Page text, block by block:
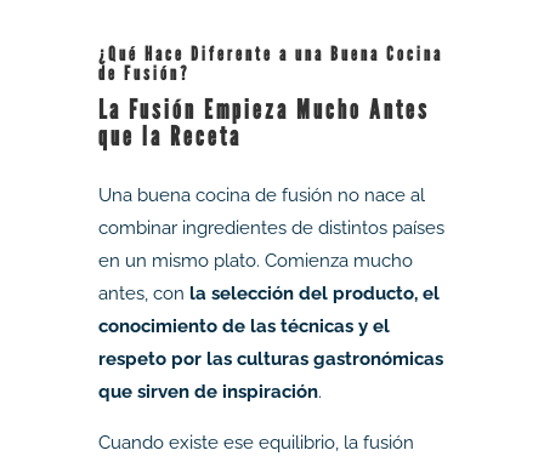
¿Qué Hace Diferente a una Buena Cocina
de Fusión?
La Fusión Empieza Mucho Antes
que la Receta
Una buena cocina de fusión no nace al
combinar ingredientes de distintos países
en un mismo plato. Comienza mucho
antes, con la selección del producto, el
conocimiento de las técnicas y el
respeto por las culturas gastronómicas
que sirven de inspiración.
Cuando existe ese equilibrio, la fusión